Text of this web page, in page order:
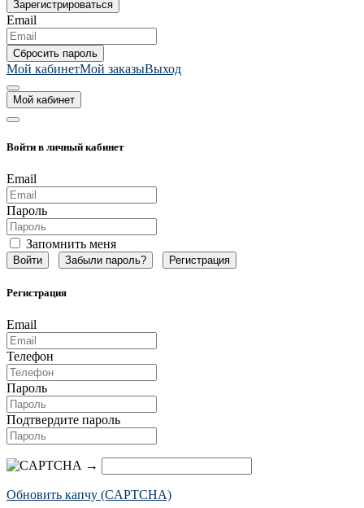
Email
Мой кабинетМой заказыВыход
Мой кабинет
Войти в личный кабинет
Email
Пароль
Запомнить меня
Забыли пароль? Регистрация
Регистрация
Email
Телефон
Пароль
Подтвердите пароль
→
Обновить капчу (CAPTCHA)